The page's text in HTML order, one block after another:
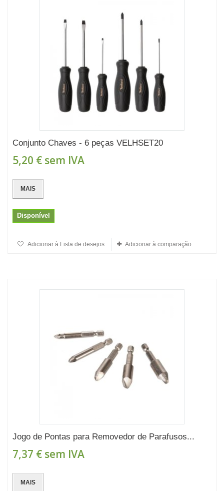
Conjunto Chaves - 6 peças VELHSET20
5,20 € sem IVA
MAIS
Disponível
Adicionar à Lista de desejos Adicionar à comparação
Jogo de Pontas para Removedor de Parafusos...
7,37 € sem IVA
MAIS